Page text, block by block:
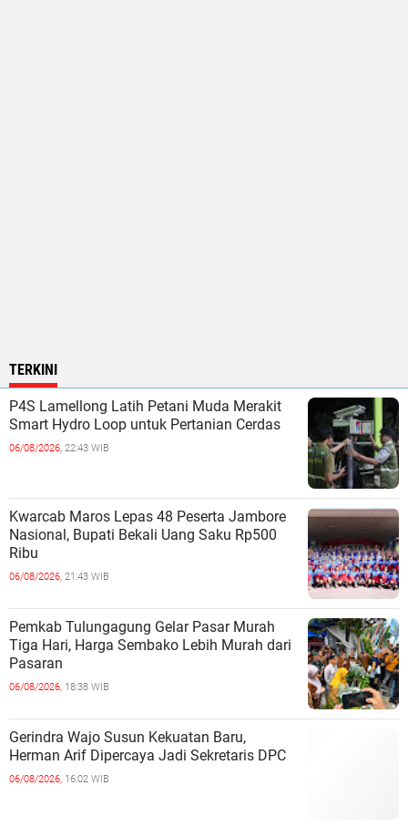
TERKINI
P4S Lamellong Latih Petani Muda Merakit
Smart Hydro Loop untuk Pertanian Cerdas
06/08/2026, 22:43 WIB
Kwarcab Maros Lepas 48 Peserta Jambore
Nasional, Bupati Bekali Uang Saku Rp500
Ribu
06/08/2026, 21:43 WIB
Pemkab Tulungagung Gelar Pasar Murah
Tiga Hari, Harga Sembako Lebih Murah dari
Pasaran
06/08/2026, 18:38 WIB
Gerindra Wajo Susun Kekuatan Baru,
Herman Arif Dipercaya Jadi Sekretaris DPC
06/08/2026, 16:02 WIB